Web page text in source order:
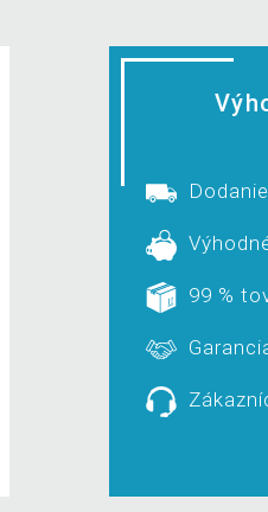
99 %